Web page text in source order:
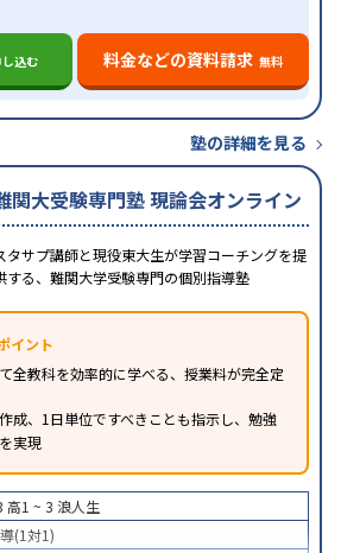
込む 料金などの資料請求 無料
塾の詳細を見る
関大受験専門塾 現論会オンライン
タサプ講師と現役東大生が学習コーチングを提
する、難関大学受験専門の個別指導塾
イント
全教科を効率的に学べる、授業料が完全定
成、1日単位ですべきことも指示し、勉強
実現
高1 ~ 3 浪人生
(1対1)